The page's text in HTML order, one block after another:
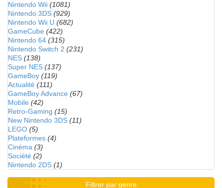
Nintendo Wii (1081)
Nintendo 3DS (929)
Nintendo Wii U (682)
GameCube (422)
Nintendo 64 (315)
Nintendo Switch 2 (231)
NES (138)
Super NES (137)
GameBoy (119)
Actualité (111)
GameBoy Advance (67)
Mobile (42)
Retro-Gaming (15)
New Nintendo 3DS (11)
LEGO (5)
Plateformes (4)
Cinéma (3)
Société (2)
Nintendo 2DS (1)
Filtrer par genre